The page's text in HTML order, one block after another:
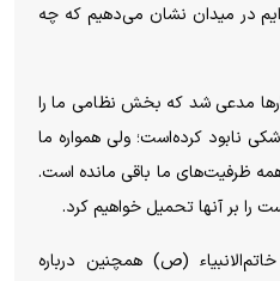
در میدان نشان می‌دهیم که چه
مدعی شد که بخش نظامی ما را
نابود کرده‌است؛ ولی همواره ما
ظرفیت‌های ما باقی مانده است.
را بر آنها تحمیل خواهیم کرد.
(ص) همچنین درباره